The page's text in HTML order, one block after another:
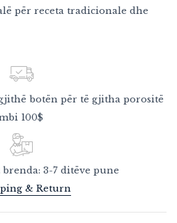
për receta tradicionale dhe
botën për të gjitha porositë
100$
3-7 ditëve pune
& Return